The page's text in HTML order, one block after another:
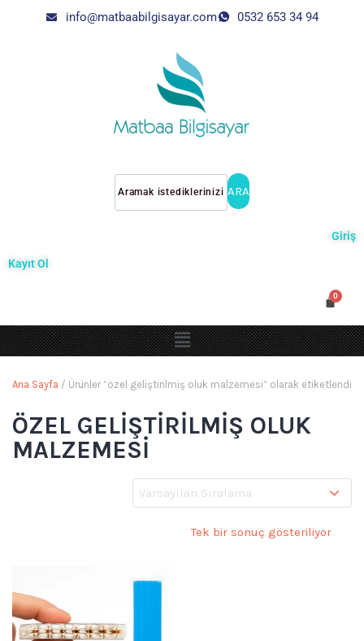
info@matbaabilgisayar.com 0532 653 34 94
ARA
Giriş
Kayıt Ol
Ana Sayfa / Ürünler “özel geliştirilmiş oluk malzemesi” olarak etiketlendi
ÖZEL GELIŞTIRILMIŞ OLUK
MALZEMESI
Tek bir sonuç gösteriliyor